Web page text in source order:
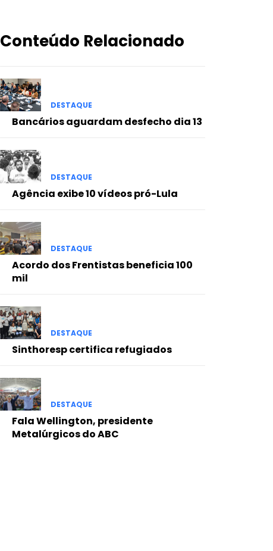
Conteúdo Relacionado
DESTAQUE
Bancários aguardam desfecho dia 13
DESTAQUE
Agência exibe 10 vídeos pró-Lula
DESTAQUE
Acordo dos Frentistas beneficia 100
mil
DESTAQUE
Sinthoresp certifica refugiados
DESTAQUE
Fala Wellington, presidente
Metalúrgicos do ABC